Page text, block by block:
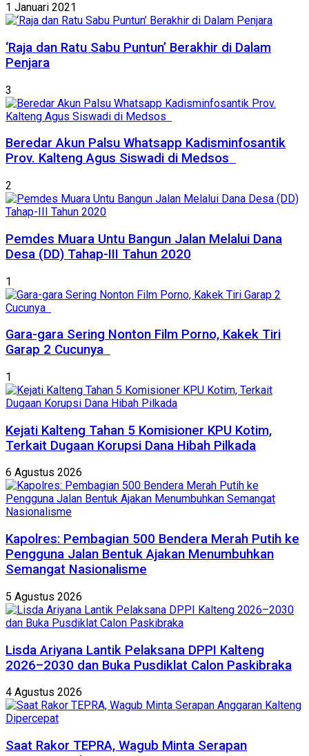
1 Januari 2021
‘Raja dan Ratu Sabu Puntun’ Berakhir di Dalam
Penjara
3
Beredar Akun Palsu Whatsapp Kadisminfosantik
Prov. Kalteng Agus Siswadi di Medsos
2
Pemdes Muara Untu Bangun Jalan Melalui Dana
Desa (DD) Tahap-III Tahun 2020
1
Gara-gara Sering Nonton Film Porno, Kakek Tiri
Garap 2 Cucunya
1
Kejati Kalteng Tahan 5 Komisioner KPU Kotim,
Terkait Dugaan Korupsi Dana Hibah Pilkada
6 Agustus 2026
Kapolres: Pembagian 500 Bendera Merah Putih ke
Pengguna Jalan Bentuk Ajakan Menumbuhkan
Semangat Nasionalisme
5 Agustus 2026
Lisda Ariyana Lantik Pelaksana DPPI Kalteng
2026–2030 dan Buka Pusdiklat Calon Paskibraka
4 Agustus 2026
Saat Rakor TEPRA, Wagub Minta Serapan